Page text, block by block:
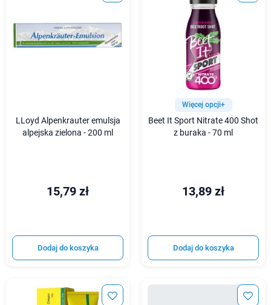
LLoyd Alpenkrauter emulsja
alpejska zielona - 200 ml
15,79 zł
Dodaj do koszyka
Więcej opcji+
Beet It Sport Nitrate 400 Shot
z buraka - 70 ml
13,89 zł
Dodaj do koszyka